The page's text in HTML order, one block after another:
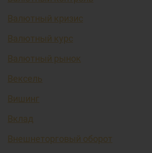
Валютный кризис
Валютный курс
Валютный рынок
Вексель
Вишинг
Вклад
Внешнеторговый оборот